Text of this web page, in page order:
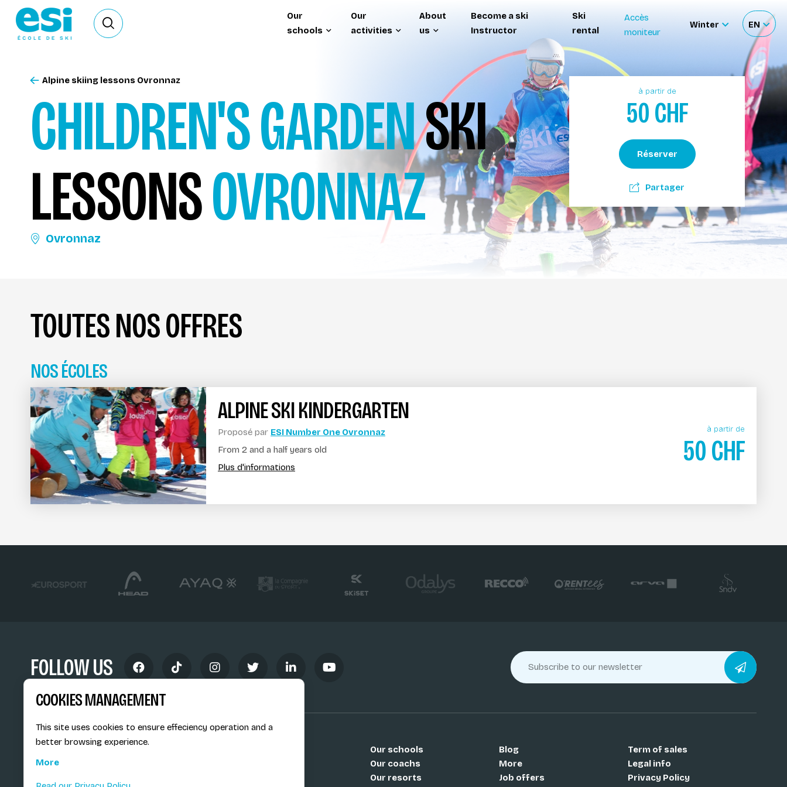
Ouvrir le formulaire de recherche
Our
schools
Our
activities
About
us
Become a ski
Instructor
Ski
rental
Accès
moniteur
Winter
Sélectionnez
EN
votre
langue
CHILDREN'S GARDENSKI
LESSONSOVRONNAZ
Ovronnaz
Alpine skiing lessons Ovronnaz
à partir de
50CHF
Réserver
Partager
TOUTES NOS OFFRES
NOS ÉCOLES
ALPINE SKI KINDERGARTEN
Proposé par ESI Number One Ovronnaz à partir de
50CHF
From 2 and a half years old
Plus d'informations
FOLLOW US
Our schools
Our coachs
Our resorts
Blog
More
Job offers
Term of sales
Legal info
Privacy Policy
COOKIES MANAGEMENT
This site uses cookies to ensure effeciency operation and a
better browsing experience.
More